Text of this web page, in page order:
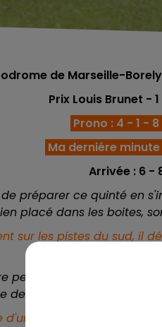
de Marseille-
Prix Louis Brunet -
Prono : 4 - 1 -
Ma derniére minute :
Arrivée : 6 -
préparer ce quinté en
placé dans les boites,
sur les pistes du sud, il
peu couru mais vient de
des pistes légére, il peut
d'une grande régularité, et